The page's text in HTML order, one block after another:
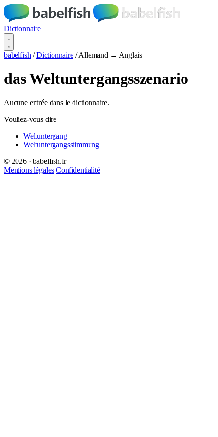
Dictionnaire
babelfish / Dictionnaire / Allemand → Anglais
das Weltuntergangsszenario
Aucune entrée dans le dictionnaire.
Vouliez-vous dire
Weltuntergang
Weltuntergangsstimmung
© 2026 · babelfish.fr
Mentions légales Confidentialité